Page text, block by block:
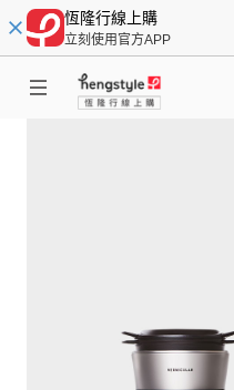
恆隆行線上購
立刻使用官方APP